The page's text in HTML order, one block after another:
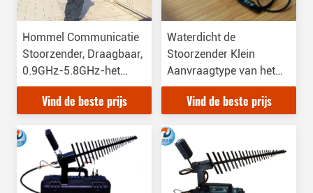
Hommel Communicatie
Stoorzender, Draagbaar,
0.9GHz-5.8GHz-het
Blokkeren Frequentie
Vind de beste prijs
Waterdicht de
Stoorzender Klein
Aanvraagtype van het
Hommelsignaal voor het
Gemakkelijke Dragen
Vind de beste prijs